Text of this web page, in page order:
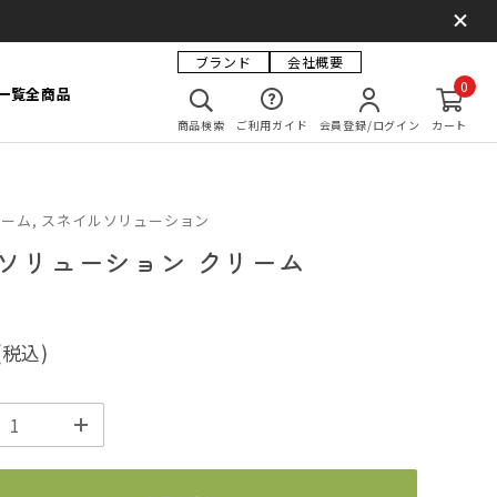
覧全商品
ブランド 会社概要
商品検索 ご利用ガイド 会員登録/ログイン カート
0
ム, スネイルソリューション
リューション クリーム
込)